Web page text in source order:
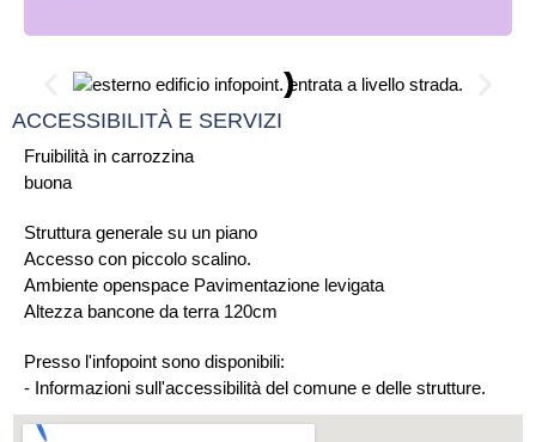
Fruibilità in carrozzina
buona
Struttura generale su un piano
Accesso con piccolo scalino.
Ambiente openspace Pavimentazione levigata
Altezza bancone da terra 120cm
Presso l'infopoint sono disponibili:
- Informazioni sull'accessibilità del comune e delle strutture.
ACCESSIBILITÀ E SERVIZI